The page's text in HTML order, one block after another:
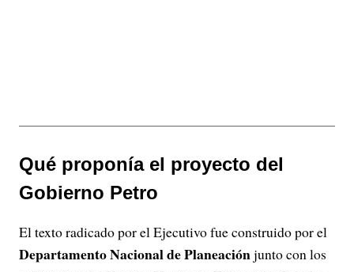
Qué proponía el proyecto del
Gobierno Petro
El texto radicado por el Ejecutivo fue construido por el
Departamento Nacional de Planeaciónjunto con los